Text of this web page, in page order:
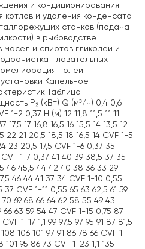
и кондиционирования
котлов и удаления конденсата
станков (подача
в рыбоводстве
масел и спиртов гликолей и
плавательных
полей
Капельное
Таблица
P₂ (кВт) Q (м³/ч) 0,4 0,6
1-2 0,37 H (м) 12 11,8 11,5 11 11
17 16,8 16,5 16 15,5 14 13,5 12
21 20,5 18,5 18 16,5 14 CVF 1-5
23 20,5 17,5 CVF 1-6 0,37 35
1-7 0,37 41 40 39 38,5 37 35
46 45,5 44 42 40 38 36 33 29
46 44 41 37 34 CVF 1-10 0,55
CVF 1-11 0,55 65 63 62,5 61 59
69 68 66 64 62 58 55 49 43
66 63 59 54 47 CVF 1-15 0,75 87
1-17 1,1 99 97,5 97 95 91 87 81,5
108 106 101 97 91 86 78 66 CVF 1-
101 95 86 73 CVF 1-23 1,1 135